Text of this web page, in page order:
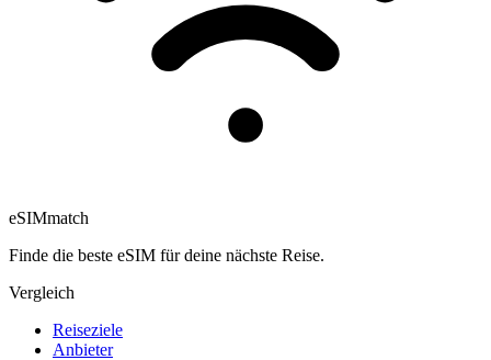
eSIMmatch
Finde die beste eSIM für deine nächste Reise.
Vergleich
Reiseziele
Anbieter